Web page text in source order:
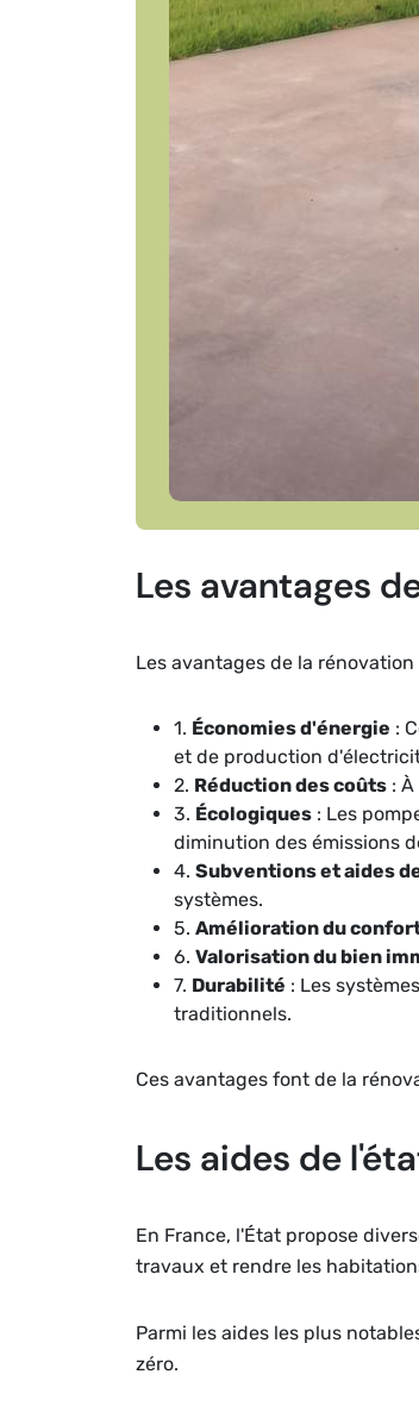
Les avantages
Les avantages de la
1. Économies d'énergie :
et de production
2. Réduction des coûts :
3. Écologiques : Les
diminution des émissions
4. Subventions et aides
systèmes.
5. Amélioration du
6. Valorisation du bien
7. Durabilité : Les
traditionnels.
Ces avantages font de la
Les aides de
En France, l'État propose
travaux et rendre les
Parmi les aides les plus
zéro.